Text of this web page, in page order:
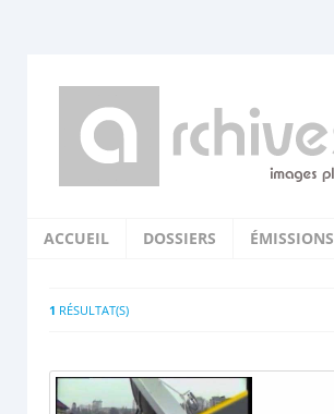
ACCUEIL DOSSIERS ÉMISSIONS
1 RÉSULTAT(S)